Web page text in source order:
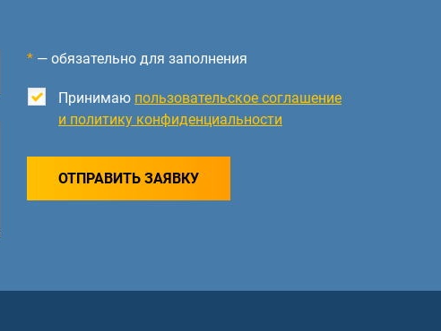
* — обязательно для заполнения
Принимаю пользовательское соглашение
и политику конфиденциальности
ОТПРАВИТЬ ЗАЯВКУ